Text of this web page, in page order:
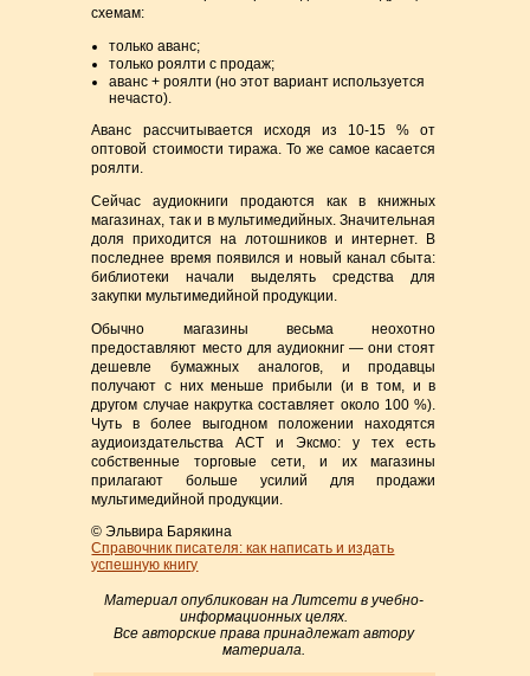
схемам:
только аванс;
только роялти с продаж;
аванс + роялти (но этот вариант используется
нечасто).
Аванс рассчитывается исходя из 10-15 % от
оптовой стоимости тиража. То же самое касается
роялти.
Сейчас аудиокниги продаются как в книжных
магазинах, так и в мультимедийных. Значительная
доля приходится на лотошников и интернет. В
последнее время появился и новый канал сбыта:
библиотеки начали выделять средства для
закупки мультимедийной продукции.
Обычно магазины весьма неохотно
предоставляют место для аудиокниг — они стоят
дешевле бумажных аналогов, и продавцы
получают с них меньше прибыли (и в том, и в
другом случае накрутка составляет около 100 %).
Чуть в более выгодном положении находятся
аудиоиздательства АСТ и Эксмо: у тех есть
собственные торговые сети, и их магазины
прилагают больше усилий для продажи
мультимедийной продукции.
© Эльвира Барякина
Справочник писателя: как написать и издать
успешную книгу
Материал опубликован на Литсети в учебно-
информационных целях.
Все авторские права принадлежат автору
материала.